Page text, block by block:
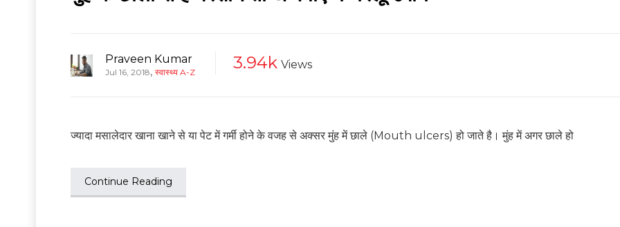
Praveen Kumar
Jul 16, 2018, स्वास्थ्य A-Z 3.94k Views
ज्‍यादा मसालेदार खाना खाने से या पेट में गर्मी होने के वजह से अक्‍सर मुंह में छाले (Mouth ulcers) हो जाते है। मुंह में अगर छाले हो
Continue Reading